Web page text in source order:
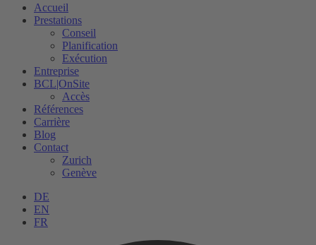
Accueil
Prestations
Conseil
Planification
Exécution
Entreprise
BCL|OnSite
Accès
Références
Carrière
Blog
Contact
Zurich
Genève
DE
EN
FR